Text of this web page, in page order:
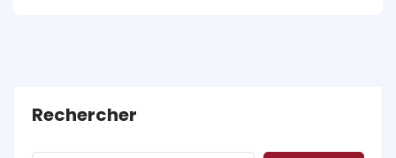
Rechercher